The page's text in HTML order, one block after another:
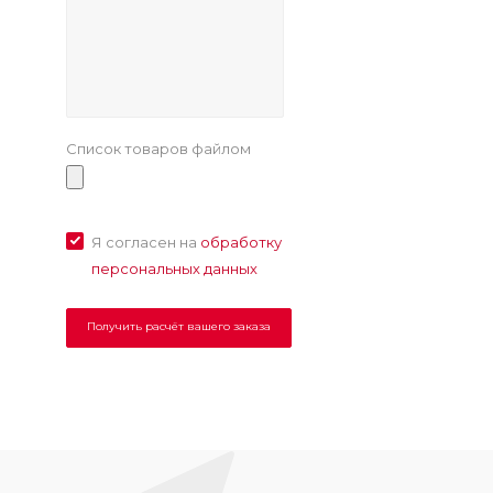
Список товаров файлом
Я согласен на обработку
персональных данных